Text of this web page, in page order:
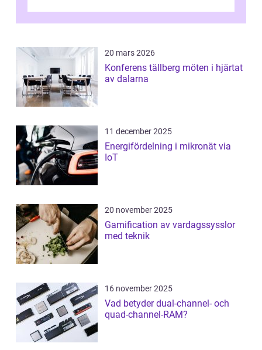
20 mars 2026
Konferens tällberg möten i hjärtat
av dalarna
11 december 2025
Energifördelning i mikronät via
IoT
20 november 2025
Gamification av vardagssysslor
med teknik
16 november 2025
Vad betyder dual-channel- och
quad-channel-RAM?